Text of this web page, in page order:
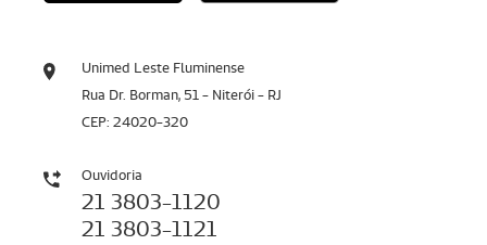
Unimed Leste Fluminense
Rua Dr. Borman, 51 - Niterói - RJ
CEP: 24020-320
Ouvidoria
21 3803-1120
21 3803-1121